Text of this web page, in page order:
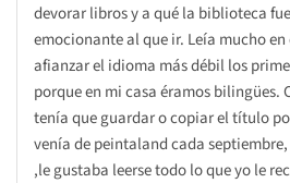
devorar libros y a qué la biblioteca
emocionante al que ir. Leía mucho
afianzar el idioma más débil los
porque en mi casa éramos bilingües.
tenía que guardar o copiar el título
venía de peintaland cada
,le gustaba leerse todo lo que yo le